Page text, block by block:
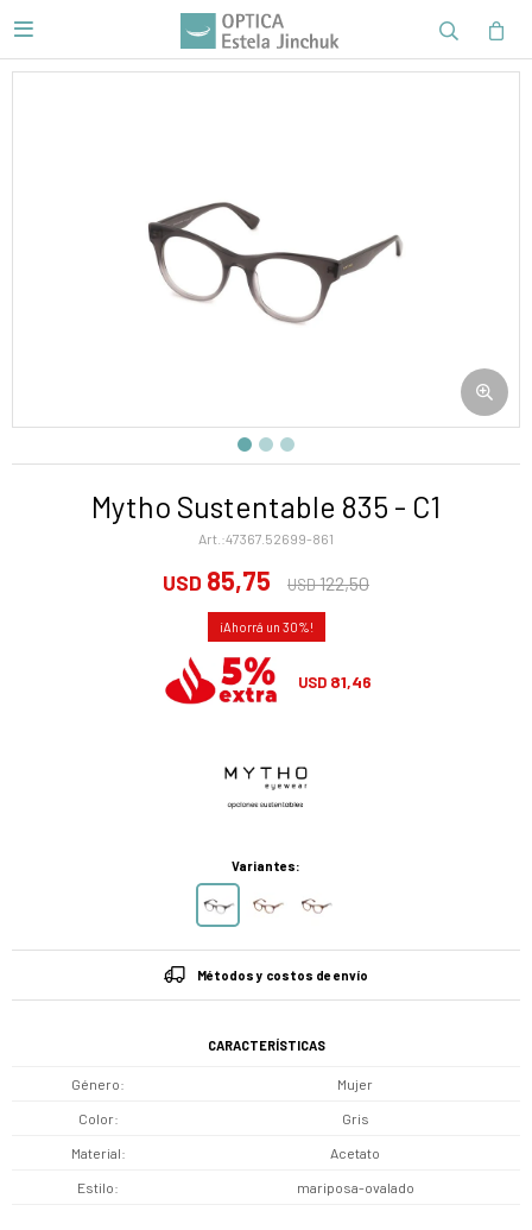

Mytho Sustentable 835 - C1
47367.52699-861
USD 85,75 USD122,50
30
USD 81,46
Variantes:
Métodos y costos de envío
CARACTERÍSTICAS
Género Mujer
Color Gris
Material Acetato
Estilo mariposa-ovalado